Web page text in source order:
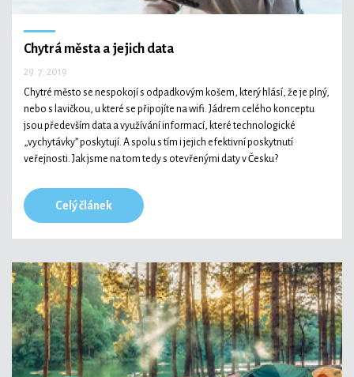
Chytrá města a jejich data
29. 7. 2019
Chytré město se nespokojí s odpadkovým košem, který hlásí, že je plný,
nebo s lavičkou, u které se připojíte na wifi. Jádrem celého konceptu
jsou především data a využívání informací, které technologické
„vychytávky” poskytují. A spolu s tím i jejich efektivní poskytnutí
veřejnosti. Jak jsme na tom tedy s otevřenými daty v Česku?
Celý článek